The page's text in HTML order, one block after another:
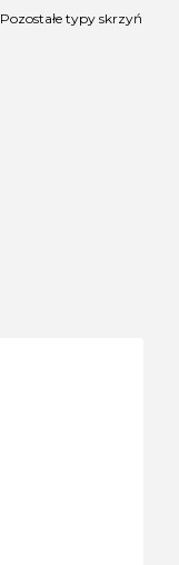
Pozostałe typy skrzyń